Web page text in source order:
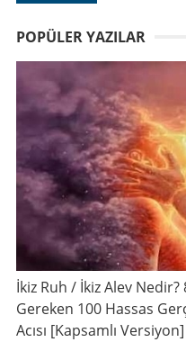
POPÜLER YAZILAR
İkiz Ruh / İkiz Alev Nedir?
Gereken 100 Hassas
Acısı [Kapsamlı Versiyon]